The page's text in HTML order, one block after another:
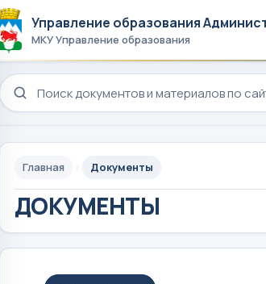
Управление образования
МКУ Управление образования
Поиск по сайту
Главная Документы
ДОКУМЕНТЫ